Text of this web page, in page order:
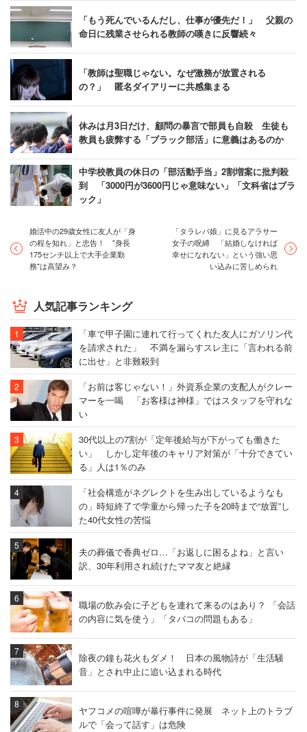
「もう死んでいるんだし、仕事が優先だ！」 父親の
命日に残業させられる教師の嘆きに反響続々
「教師は聖職じゃない。なぜ激務が放置される
の？」 匿名ダイアリーに共感集まる
休みは月3日だけ、顧問の暴言で部員も自殺 生徒も
教員も疲弊する「ブラック部活」に意義はあるのか
中学校教員の休日の「部活動手当」2割増案に批判殺
到 「3000円が3600円じゃ意味ない」「文科省はブラ
ック」
婚活中の29歳女性に友人が「身
の程を知れ」と忠告！ "身長
175センチ以上で大手企業勤
務"は高望み？
「タラレバ娘」に見るアラサー
女子の呪縛 「結婚しなければ
幸せになれない」という強い思
い込みに苦しめられ
人気記事ランキング
「車で甲子園に連れて行ってくれた友人にガソリン代
を請求された」 不満を漏らすスレ主に「言われる前
に出せ」と非難殺到
「お前は客じゃない！」外資系企業の支配人がクレー
マーを一喝 「お客様は神様」ではスタッフを守れな
い
30代以上の7割が「定年後給与が下がっても働きた
い」 しかし定年後のキャリア対策が「十分できてい
る」人は1％のみ
「社会構造がネグレクトを生み出しているようなも
の」時短終了で学童から帰った子を20時まで“放置”し
た40代女性の苦悩
夫の葬儀で香典ゼロ…「お返しに困るよね」と言い
訳、30年利用され続けたママ友と絶縁
職場の飲み会に子どもを連れて来るのはあり？ 「会話
の内容に気を使う」「タバコの問題もある」
除夜の鐘も花火もダメ！ 日本の風物詩が「生活騒
音」とされ中止に追い込まれる時代
ヤフコメの喧嘩が暴行事件に発展 ネット上のトラブ
ルで「会って話す」は危険